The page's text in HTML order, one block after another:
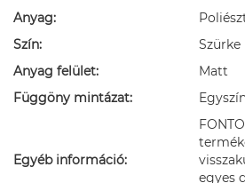
Anyag:
Szín:
Szürke
Anyag felület:
Matt
Függöny mintázat:
Egyéb információ:
egyes